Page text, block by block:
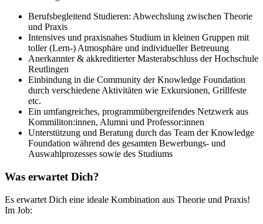
Berufsbegleitend Studieren: Abwechslung zwischen Theorie
und Praxis
Intensives und praxisnahes Studium in kleinen Gruppen mit
toller (Lern-) Atmosphäre und individueller Betreuung
Anerkannter & akkreditierter Masterabschluss der Hochschule
Reutlingen
Einbindung in die Community der Knowledge Foundation
durch verschiedene Aktivitäten wie Exkursionen, Grillfeste
etc.
Ein umfangreiches, programmübergreifendes Netzwerk aus
Kommiliton:innen, Alumni und Professor:innen
Unterstützung und Beratung durch das Team der Knowledge
Foundation während des gesamten Bewerbungs- und
Auswahlprozesses sowie des Studiums
Was erwartet Dich?
Es erwartet Dich eine ideale Kombination aus Theorie und Praxis!
Im Job: